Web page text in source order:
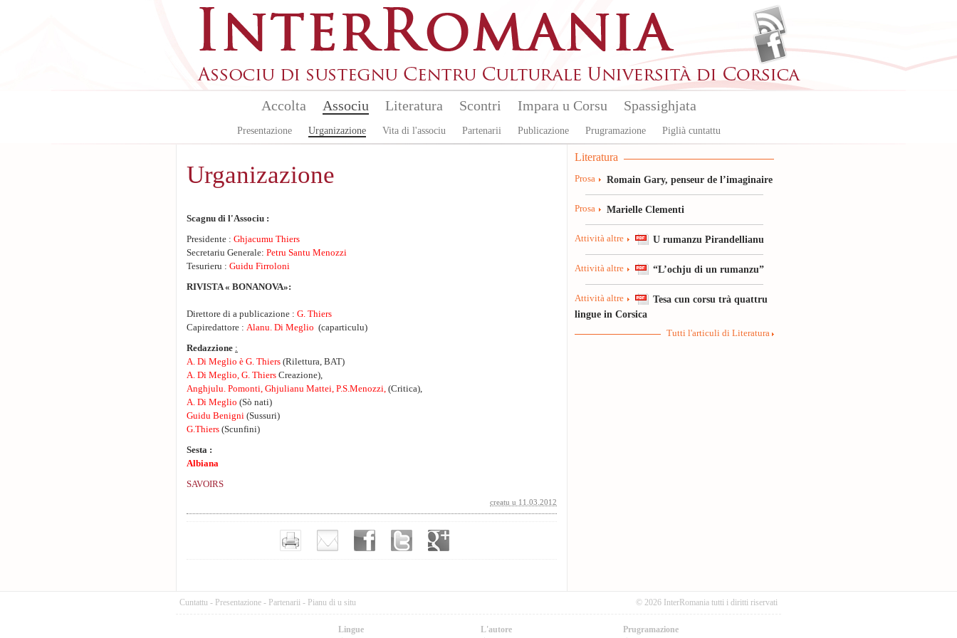
Accolta Associu
Presentazione Urganizazione Vita di l'associu Partenarii Publicazione Prugramazione Piglià cuntattu
Literatura Scontri Impara u Corsu Spassighjata
Urganizazione
Scagnu di l'Associu :
Presidente : Ghjacumu Thiers
Secretariu Generale: Petru Santu Menozzi
Tesurieru : Guidu Firroloni
RIVISTA « BONANOVA»:
Direttore di a publicazione : G. Thiers
Capiredattore : Alanu. Di Meglio (caparticulu)
Redazzione :
A. Di Meglio è G. Thiers (Rilettura, BAT)
A. Di Meglio, G. Thiers Creazione),
Anghjulu. Pomonti, Ghjulianu Mattei, P.S.Menozzi, (Critica),
A. Di Meglio (Sò nati)
Guidu Benigni (Sussuri)
G.Thiers (Scunfini)
Sesta :
Albiana
SAVOIRS
creatu u 11.03.2012
Literatura
Prosa Romain Gary, penseur de l’imaginaire
Prosa Marielle Clementi
Attività altre U rumanzu Pirandellianu
Attività altre “L’ochju di un rumanzu”
Attività altre
Tesa cun corsu trà quattru
lingue in Corsica
Tutti l'articuli di Literatura
Cuntattu - Presentazione - Partenarii - Pianu di u situ © 2026 InterRomania tutti i diritti riservati
Lingue L'autore Prugramazione